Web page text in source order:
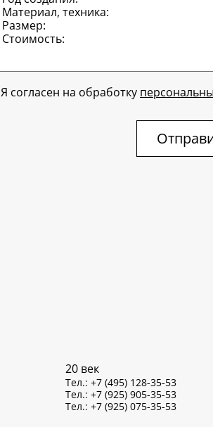
Я согласен на обработку
20 век
Тел.: +7 (495) 128-35-53
Тел.: +7 (925) 905-35-53
Тел.: +7 (925) 075-35-53